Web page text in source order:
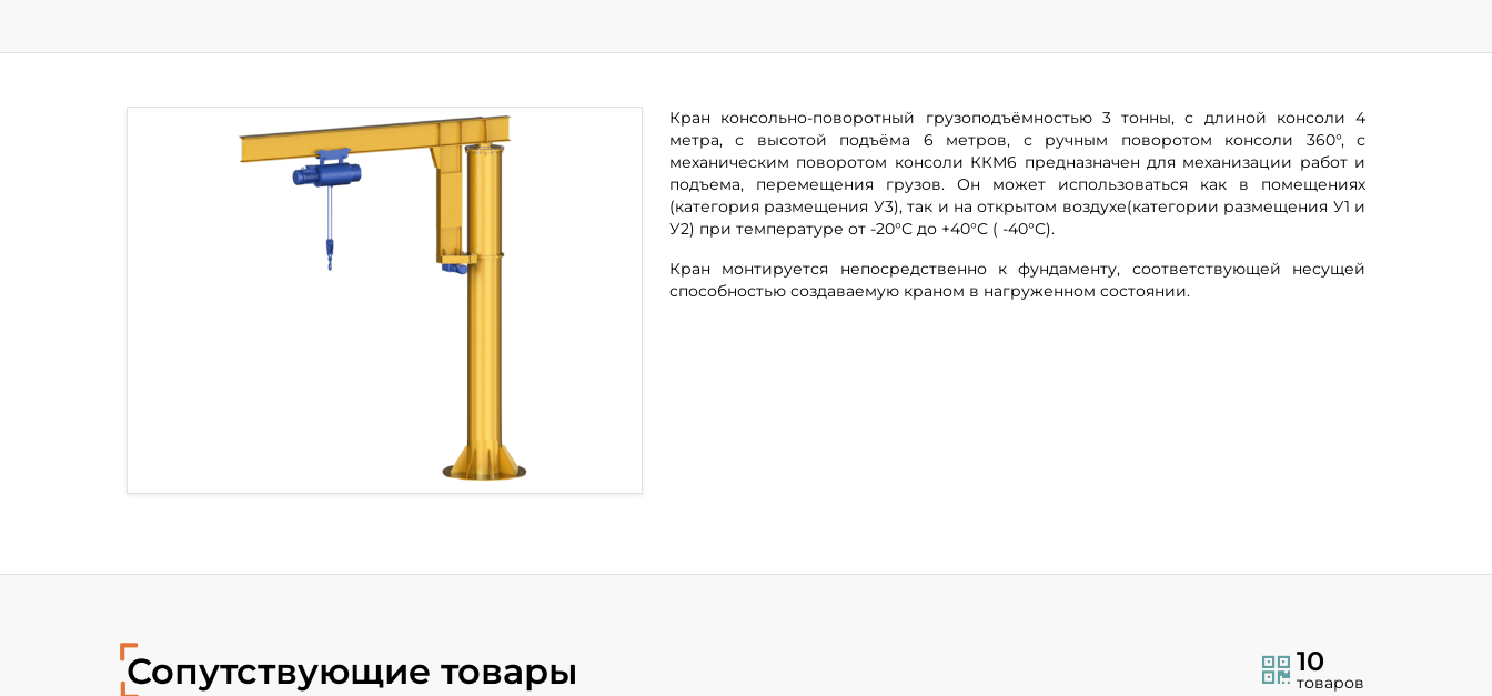
Кран консольно-поворотный грузоподъёмностью 3 тонны, с длиной консоли 4
метра, с высотой подъёма 6 метров, с ручным поворотом консоли 360°, с
механическим поворотом консоли ККМ6 предназначен для механизации работ и
подъема, перемещения грузов. Он может использоваться как в помещениях
(категория размещения У3), так и на открытом воздухе(категории размещения У1 и
У2) при температуре от -20°С до +40°С ( -40°С).
Кран монтируется непосредственно к фундаменту, соответствующей несущей
способностью создаваемую краном в нагруженном состоянии.
Сопутствующие товары 10
товаров